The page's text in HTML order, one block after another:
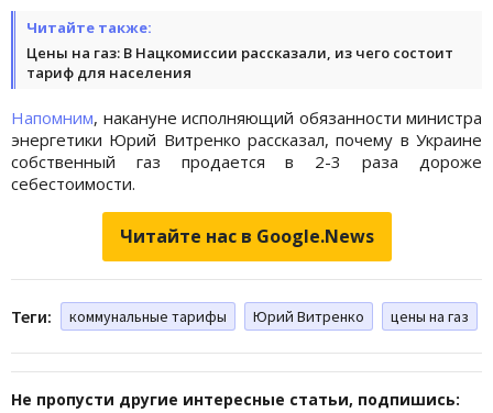
Читайте также:
Цены на газ: В Нацкомиссии рассказали, из чего состоит
тариф для населения
Напомним, накануне исполняющий обязанности министра
энергетики Юрий Витренко рассказал, почему в Украине
собственный газ продается в 2-3 раза дороже
себестоимости.
Читайте нас в Google.News
Теги: коммунальные тарифы Юрий Витренко цены на газ
Не пропусти другие интересные статьи, подпишись: